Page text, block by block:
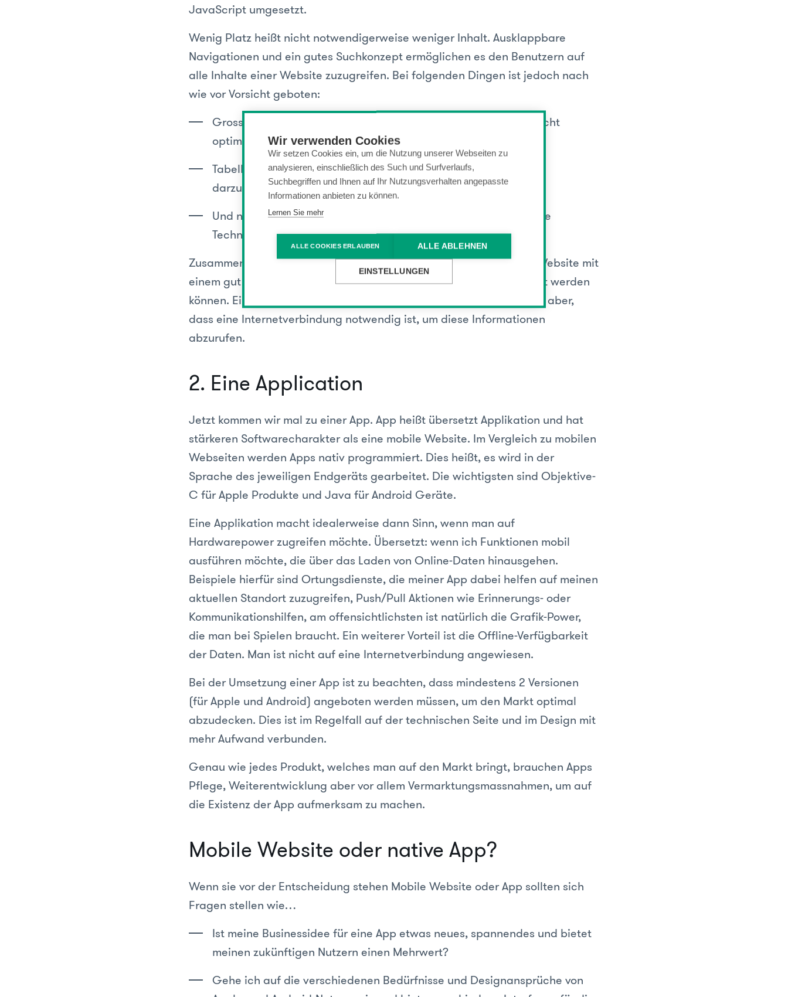
Wir verwenden Cookies
Wir setzen Cookies ein, um die Nutzung unserer Webseiten zu
analysieren, einschließlich des Such und Surfverlaufs,
Suchbegriffen und Ihnen auf Ihr Nutzungsverhalten angepasste
Informationen anbieten zu können.
Lernen Sie mehr
ALLE COOKIES ERLAUBEN ALLE ABLEHNEN
EINSTELLUNGEN
JavaScript umgesetzt.
Wenig Platz heißt nicht notwendigerweise weniger Inhalt. Ausklappbare
Navigationen und ein gutes Suchkonzept ermöglichen es den Benutzern auf
alle Inhalte einer Website zuzugreifen. Bei folgenden Dingen ist jedoch nach
wie vor Vorsicht geboten:
Grosse Downloads bzw. überhaupt Downloads, da dies noch nicht
optimal von allen Endgeräten unterstützt wird
Tabellen, da diese mit wenig Platz schwer zu verkleinern bzw.
darzustellen sind
Und natürlich alle Flash-Inhalte, da nicht nur Apple-Geräte diese
Technologie nicht mehr unterstützen
Zusammenfassend kann gesagt werden, dass Inhalte der eigenen Website mit
einem gut realisierten Webdesign optimal mobil erreichbar gemacht werden
können. Eine App ist hier nicht notwendig. Nicht vergessen darf man aber,
dass eine Internetverbindung notwendig ist, um diese Informationen
abzurufen.
2. Eine Application
Jetzt kommen wir mal zu einer App. App heißt übersetzt Applikation und hat
stärkeren Softwarecharakter als eine mobile Website. Im Vergleich zu mobilen
Webseiten werden Apps nativ programmiert. Dies heißt, es wird in der
Sprache des jeweiligen Endgeräts gearbeitet. Die wichtigsten sind Objektive-
C für Apple Produkte und Java für Android Geräte.
Eine Applikation macht idealerweise dann Sinn, wenn man auf
Hardwarepower zugreifen möchte. Übersetzt: wenn ich Funktionen mobil
ausführen möchte, die über das Laden von Online-Daten hinausgehen.
Beispiele hierfür sind Ortungsdienste, die meiner App dabei helfen auf meinen
aktuellen Standort zuzugreifen, Push/Pull Aktionen wie Erinnerungs- oder
Kommunikationshilfen, am offensichtlichsten ist natürlich die Grafik-Power,
die man bei Spielen braucht. Ein weiterer Vorteil ist die Offline-Verfügbarkeit
der Daten. Man ist nicht auf eine Internetverbindung angewiesen.
Bei der Umsetzung einer App ist zu beachten, dass mindestens 2 Versionen
(für Apple und Android) angeboten werden müssen, um den Markt optimal
abzudecken. Dies ist im Regelfall auf der technischen Seite und im Design mit
mehr Aufwand verbunden.
Genau wie jedes Produkt, welches man auf den Markt bringt, brauchen Apps
Pflege, Weiterentwicklung aber vor allem Vermarktungsmassnahmen, um auf
die Existenz der App aufmerksam zu machen.
Mobile Website oder native App?
Wenn sie vor der Entscheidung stehen Mobile Website oder App sollten sich
Fragen stellen wie…
Ist meine Businessidee für eine App etwas neues, spannendes und bietet
meinen zukünftigen Nutzern einen Mehrwert?
Gehe ich auf die verschiedenen Bedürfnisse und Designansprüche von